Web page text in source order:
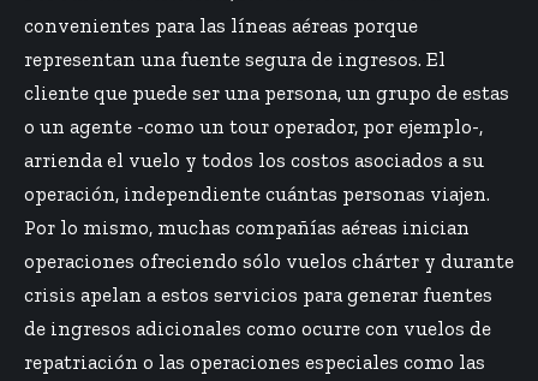
convenientes para las líneas aéreas porque
representan una fuente segura de ingresos. El
cliente que puede ser una persona, un grupo de estas
o un agente -como un tour operador, por ejemplo-,
arrienda el vuelo y todos los costos asociados a su
operación, independiente cuántas personas viajen.
Por lo mismo, muchas compañías aéreas inician
operaciones ofreciendo sólo vuelos chárter y durante
crisis apelan a estos servicios para generar fuentes
de ingresos adicionales como ocurre con vuelos de
repatriación o las operaciones especiales como las